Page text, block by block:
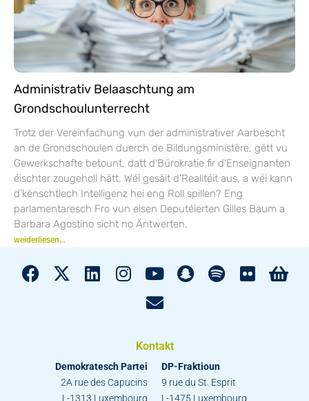
Administrativ Belaaschtung am
Grondschoulunterrecht
Trotz der Vereinfachung vun der administrativer Aarbescht
an de Grondschoulen duerch de Bildungsministère, gëtt vu
Gewerkschafte betount, datt d’Bürokratie fir d’Enseignanten
éischter zougeholl hätt. Wéi gesäit d’Realitéit aus, a wéi kann
d’kënschtlech Intelligenz hei eng Roll spillen? Eng
parlamentaresch Fro vun eisen Deputéierten Gilles Baum a
Barbara Agostino sicht no Äntwerten.
weiderliesen...
Kontakt
Demokratesch Partei
2A rue des Capucins
L-1313 Luxembourg
DP-Fraktioun
9 rue du St. Esprit
L-1475 Luxembourg